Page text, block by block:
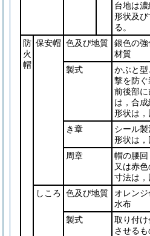
台地は濃
形状及
る。
防
火
帽
保安帽 色及び地質
銀色の
材質
製式
かぶと
撃を防ぐ
前後部
は，合成
形状は，
き章
シール製
形状は，
周章
帽の腰
又は赤色
寸法は，
しころ
色及び地質
オレン
水布
製式
取り付
させる